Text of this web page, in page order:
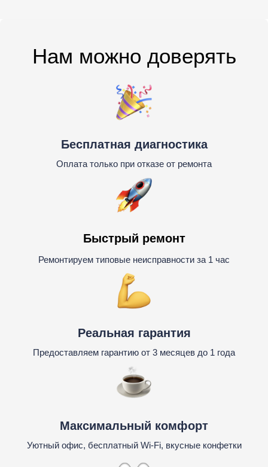
Нам можно доверять
Бесплатная диагностика
Оплата только при отказе от ремонта
Быстрый ремонт
Ремонтируем типовые неисправности за 1 час
Реальная гарантия
Предоставляем гарантию от 3 месяцев до 1 года
Максимальный комфорт
Уютный офис, бесплатный Wi-Fi, вкусные конфетки